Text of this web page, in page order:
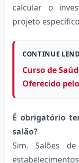
calcular o
projeto
CONTINUE
Curso de
Oferecido
É obrigatório
salão?
Sim. Salões